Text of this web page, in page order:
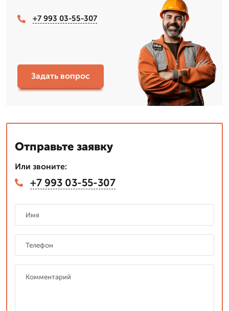
+7 993 03-55-307
Задать вопрос
Отправьте заявку
Или звоните:
+7 993 03-55-307